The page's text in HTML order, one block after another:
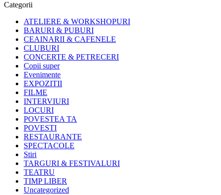
Categorii
ATELIERE & WORKSHOPURI
BARURI & PUBURI
CEAINARII & CAFENELE
CLUBURI
CONCERTE & PETRECERI
Copii super
Evenimente
EXPOZITII
FILME
INTERVIURI
LOCURI
POVESTEA TA
POVESTI
RESTAURANTE
SPECTACOLE
Stiri
TARGURI & FESTIVALURI
TEATRU
TIMP LIBER
Uncategorized